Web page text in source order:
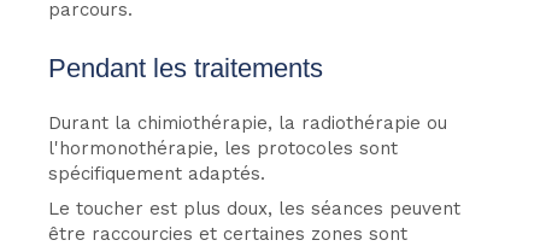
parcours.
Pendant les traitements
Durant la chimiothérapie, la radiothérapie ou
l'hormonothérapie, les protocoles sont
spécifiquement adaptés.
Le toucher est plus doux, les séances peuvent
être raccourcies et certaines zones sont